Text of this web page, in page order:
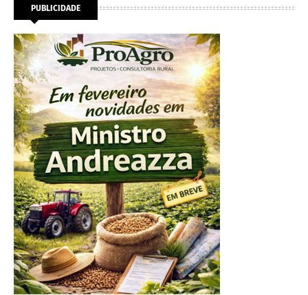
PUBLICIDADE